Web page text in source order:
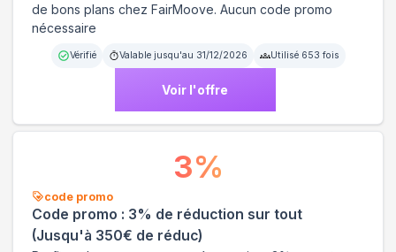
de bons plans chez FairMoove. Aucun code promo
nécessaire
Vérifié Valable jusqu'au 31/12/2026 Utilisé 653 fois
Voir l'offre
code promo
Code promo : 3% de réduction sur tout
(Jusqu'à 350€ de réduc)
3%